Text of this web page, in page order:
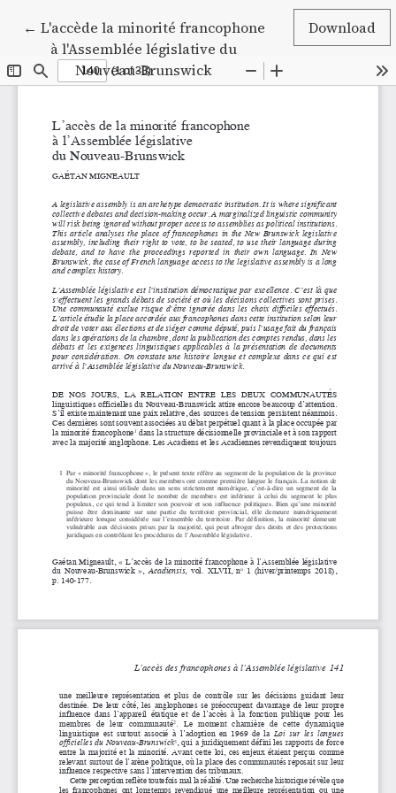
← Return to Article Details
L'accède la minorité francophone
à l'Assemblée législative du
Nouveau-Brunswick
Download